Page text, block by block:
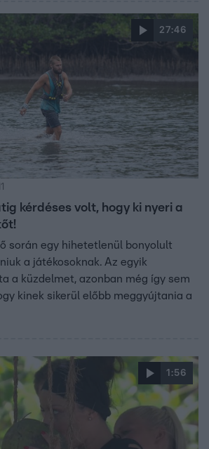
27:46
kérdéses volt, hogy ki nyeri a
során egy hihetetlenül bonyolult
a játékosoknak. Az egyik
a küzdelmet, azonban még így sem
kinek sikerül előbb meggyújtania a
1:56